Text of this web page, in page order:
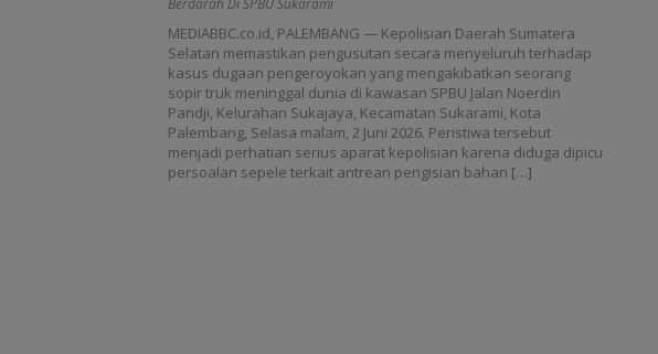
MEDIABBC.co.id, PALEMBANG — Kepolisian Daerah Sumatera
Selatan memastikan pengusutan secara menyeluruh terhadap
kasus dugaan pengeroyokan yang mengakibatkan seorang
sopir truk meninggal dunia di kawasan SPBU Jalan Noerdin
Pandji, Kelurahan Sukajaya, Kecamatan Sukarami, Kota
Palembang, Selasa malam, 2 Juni 2026. Peristiwa tersebut
menjadi perhatian serius aparat kepolisian karena diduga dipicu
persoalan sepele terkait antrean pengisian bahan […]